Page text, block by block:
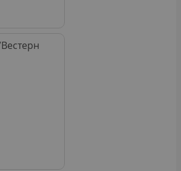
Вестерн